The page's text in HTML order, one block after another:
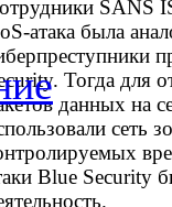
SANS
атака была
Тогда для
данных на
сеть
Blue Security